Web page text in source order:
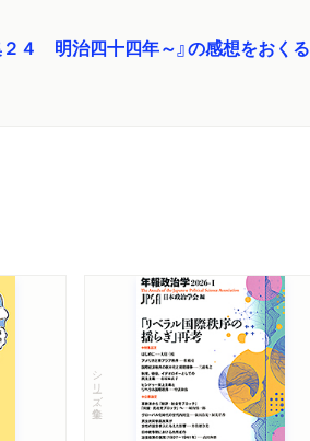
２４ 明治四十四年～』の感想をおくる
シリーズ・全集